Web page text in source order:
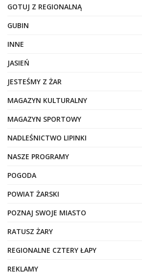
GOTUJ Z REGIONALNĄ
GUBIN
INNE
JASIEŃ
JESTEŚMY Z ŻAR
MAGAZYN KULTURALNY
MAGAZYN SPORTOWY
NADLEŚNICTWO LIPINKI
NASZE PROGRAMY
POGODA
POWIAT ŻARSKI
POZNAJ SWOJE MIASTO
RATUSZ ŻARY
REGIONALNE CZTERY ŁAPY
REKLAMY